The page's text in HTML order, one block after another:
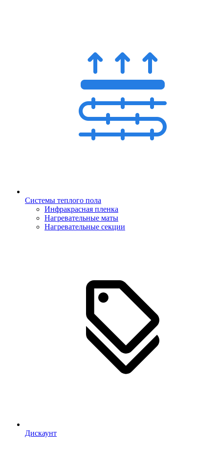
Системы теплого пола
Инфракрасная пленка
Нагревательные маты
Нагревательные секции
Дискаунт